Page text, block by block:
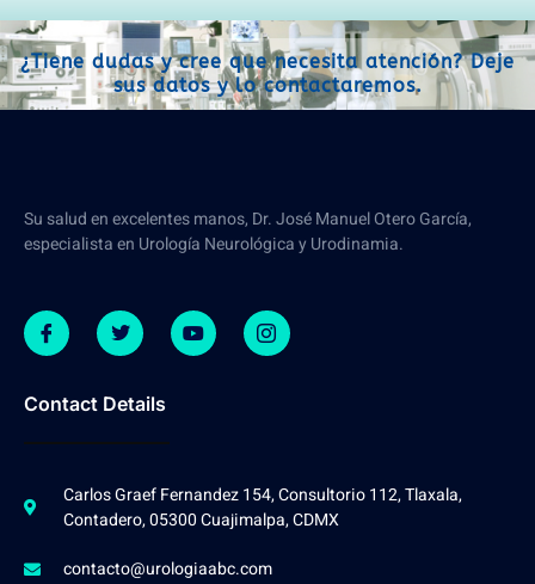
¿Tiene dudas y cree que necesita atención? Deje
sus datos y lo contactaremos.
Su salud en excelentes manos, Dr. José Manuel Otero García,
especialista en Urología Neurológica y Urodinamia.
Contact Details
Carlos Graef Fernandez 154, Consultorio 112, Tlaxala,
Contadero, 05300 Cuajimalpa, CDMX
contacto@urologiaabc.com